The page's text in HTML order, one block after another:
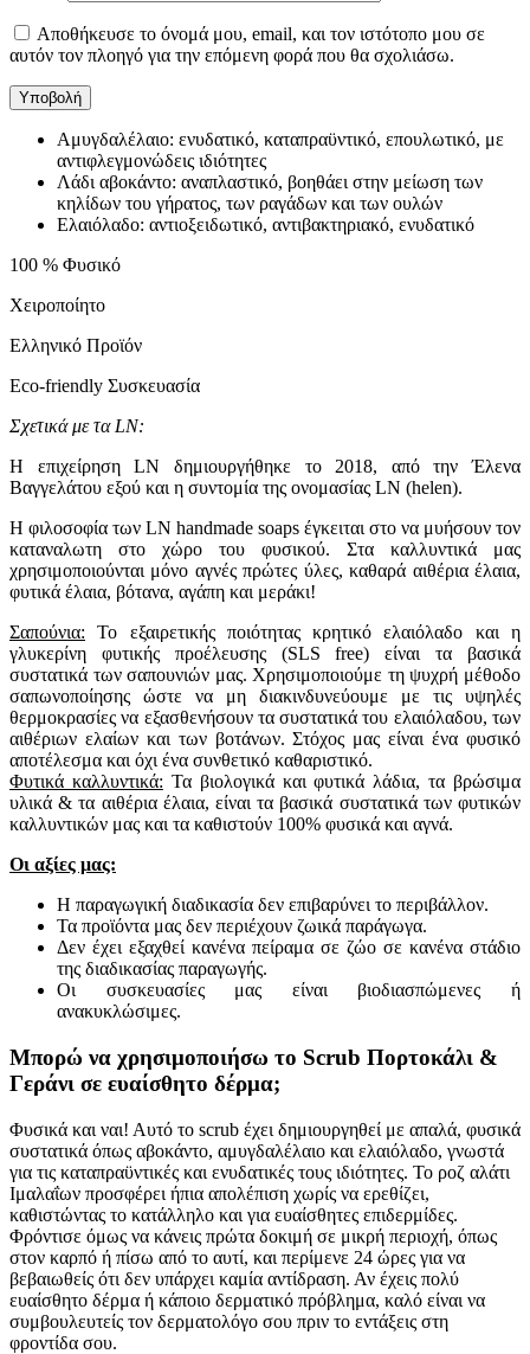
Αποθήκευσε το όνομά μου, email, και τον ιστότοπο μου σε
αυτόν τον πλοηγό για την επόμενη φορά που θα σχολιάσω.
Αμυγδαλέλαιο: ενυδατικό, καταπραϋντικό, επουλωτικό, με
αντιφλεγμονώδεις ιδιότητες
Λάδι αβοκάντο: αναπλαστικό, βοηθάει στην μείωση των
κηλίδων του γήρατος, των ραγάδων και των ουλών
Ελαιόλαδο: αντιοξειδωτικό, αντιβακτηριακό, ενυδατικό
100 % Φυσικό
Χειροποίητο
Ελληνικό Προϊόν
Eco-friendly Συσκευασία
Σχετικά με τα LN:
H επιχείρηση LN δημιουργήθηκε το 2018, από την Έλενα
Βαγγελάτου εξού και η συντομία της ονομασίας LN (helen).
H φιλοσοφία των LN handmade soaps έγκειται στο να μυήσουν τον
καταναλωτη στο χώρο του φυσικού. Στα καλλυντικά μας
χρησιμοποιούνται μόνο αγνές πρώτες ύλες, καθαρά αιθέρια έλαια,
φυτικά έλαια, βότανα, αγάπη και μεράκι!
Σαπούνια: Το εξαιρετικής ποιότητας κρητικό ελαιόλαδο και η
γλυκερίνη φυτικής προέλευσης (SLS free) είναι τα βασικά
συστατικά των σαπουνιών μας. Χρησιμοποιούμε τη ψυχρή μέθοδο
σαπωνοποίησης ώστε να μη διακινδυνεύουμε με τις υψηλές
θερμοκρασίες να εξασθενήσουν τα συστατικά του ελαιόλαδου, των
αιθέριων ελαίων και των βοτάνων. Στόχος μας είναι ένα φυσικό
αποτέλεσμα και όχι ένα συνθετικό καθαριστικό.
Φυτικά καλλυντικά: Τα βιολογικά και φυτικά λάδια, τα βρώσιμα
υλικά & τα αιθέρια έλαια, είναι τα βασικά συστατικά των φυτικών
καλλυντικών μας και τα καθιστούν 100% φυσικά και αγνά.
Οι αξίες μας:
Η παραγωγική διαδικασία δεν επιβαρύνει το περιβάλλον.
Τα προϊόντα μας δεν περιέχουν ζωικά παράγωγα.
Δεν έχει εξαχθεί κανένα πείραμα σε ζώο σε κανένα στάδιο
της διαδικασίας παραγωγής.
Οι συσκευασίες μας είναι βιοδιασπώμενες ή
ανακυκλώσιμες.
Μπορώ να χρησιμοποιήσω το Scrub Πορτοκάλι &
Γεράνι σε ευαίσθητο δέρμα;
Φυσικά και ναι! Αυτό το scrub έχει δημιουργηθεί με απαλά, φυσικά
συστατικά όπως αβοκάντο, αμυγδαλέλαιο και ελαιόλαδο, γνωστά
για τις καταπραϋντικές και ενυδατικές τους ιδιότητες. Το ροζ αλάτι
Ιμαλαΐων προσφέρει ήπια απολέπιση χωρίς να ερεθίζει,
καθιστώντας το κατάλληλο και για ευαίσθητες επιδερμίδες.
Φρόντισε όμως να κάνεις πρώτα δοκιμή σε μικρή περιοχή, όπως
στον καρπό ή πίσω από το αυτί, και περίμενε 24 ώρες για να
βεβαιωθείς ότι δεν υπάρχει καμία αντίδραση. Αν έχεις πολύ
ευαίσθητο δέρμα ή κάποιο δερματικό πρόβλημα, καλό είναι να
συμβουλευτείς τον δερματολόγο σου πριν το εντάξεις στη
φροντίδα σου.